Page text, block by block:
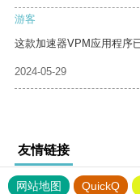
游客
这款加速器VPM应用程序
2024-05-29
友情链接
网站地图 QuickQ